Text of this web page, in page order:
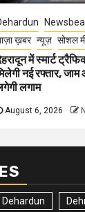
ख़बर न्यूज़ सोशल
में स्मार्ट
नई रफ्तार,
लगाम
August 6, 2026
Dehardun